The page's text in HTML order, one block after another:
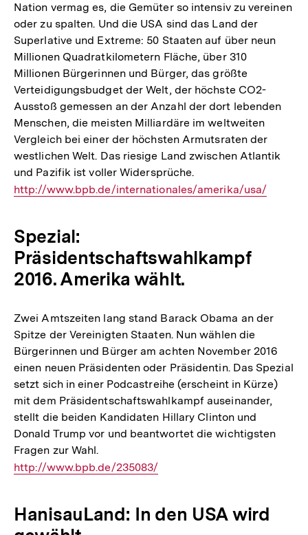
Nation vermag es, die Gemüter so intensiv zu vereinen
oder zu spalten. Und die USA sind das Land der
Superlative und Extreme: 50 Staaten auf über neun
Millionen Quadratkilometern Fläche, über 310
Millionen Bürgerinnen und Bürger, das größte
Verteidigungsbudget der Welt, der höchste CO2-
Ausstoß gemessen an der Anzahl der dort lebenden
Menschen, die meisten Milliardäre im weltweiten
Vergleich bei einer der höchsten Armutsraten der
westlichen Welt. Das riesige Land zwischen Atlantik
und Pazifik ist voller Widersprüche.
Interner
http://www.bpb.de/internationales/amerika/usa/
Spezial:
Präsidentschaftswahlkampf
2016. Amerika wählt.
Zwei Amtszeiten lang stand Barack Obama an der
Spitze der Vereinigten Staaten. Nun wählen die
Bürgerinnen und Bürger am achten November 2016
einen neuen Präsidenten oder Präsidentin. Das Spezial
setzt sich in einer Podcastreihe (erscheint in Kürze)
mit dem Präsidentschaftswahlkampf auseinander,
stellt die beiden Kandidaten Hillary Clinton und
Donald Trump vor und beantwortet die wichtigsten
Fragen zur Wahl.
Interner
http://www.bpb.de/235083/
HanisauLand: In den USA wird